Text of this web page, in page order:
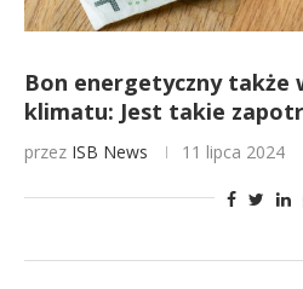
Bon energetyczny także
klimatu: Jest takie
przez ISB News 11 lipca 2024